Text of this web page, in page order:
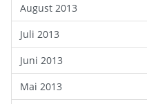
August 2013
Juli 2013
Juni 2013
Mai 2013